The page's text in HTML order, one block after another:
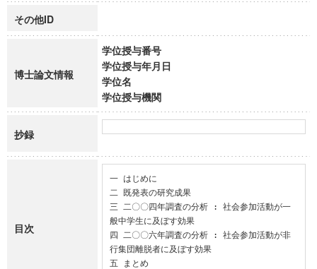
その他ID
博士論文情報
学位授与番号
学位授与年月日
学位名
学位授与機関
抄録
目次
一 はじめに
二 既発表の研究成果
三 二〇〇四年調査の分析 : 社会参加活動が一
般中学生に及ぼす効果
四 二〇〇六年調査の分析 : 社会参加活動が非
行集団離脱者に及ぼす効果
五 まとめ